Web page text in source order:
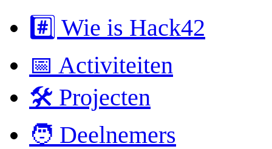
#️⃣ Wie is Hack42
📅 Activiteiten
🛠 Projecten
🧑 Deelnemers